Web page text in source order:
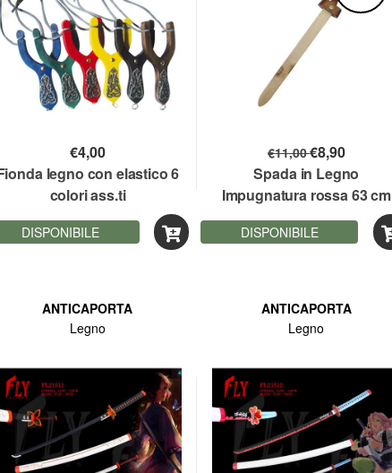
€4,00
legno con elastico 6
colori ass.ti
DISPONIBILE
€11,00€8,90
Spada in Legno
Impugnatura rossa 63 cm
200 grammi logo San
Marino Gladio Daga
DISPONIBILE
ANTICAPORTA
Legno
ANTICAPORTA
Legno